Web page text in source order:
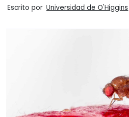
Escrito por Universidad de O'Higgins